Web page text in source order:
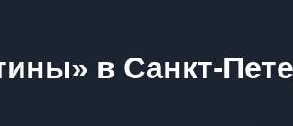
в Санкт-